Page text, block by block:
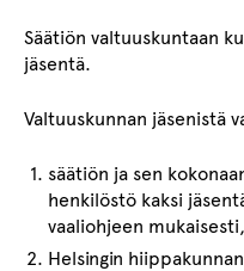
Säätiön valtuuskuntaan
jäsentä.
Valtuuskunnan jäsenistä
säätiön ja sen
henkilöstö kaksi
vaaliohjeen mukaisesti,
Helsingin